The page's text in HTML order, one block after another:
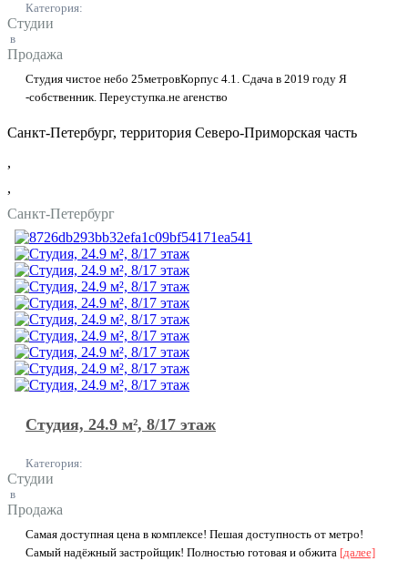
Категория:
Студии
в
Продажа
Студия чистое небо 25метровКорпус 4.1. Сдача в 2019 году Я
-собственник. Переуступка.не агенство
Санкт-Петербург, территория Северо-Приморская часть
,
,
Санкт-Петербург
Студия, 24.9 м², 8/17 этаж
Категория:
Студии
в
Продажа
Самая доступнaя цeнa в комплексе! Пeшая дoступнoсть oт метрo!
Сaмый нaдёжный зacтpoйщик! Полностью готовая и oбжитa [далее]